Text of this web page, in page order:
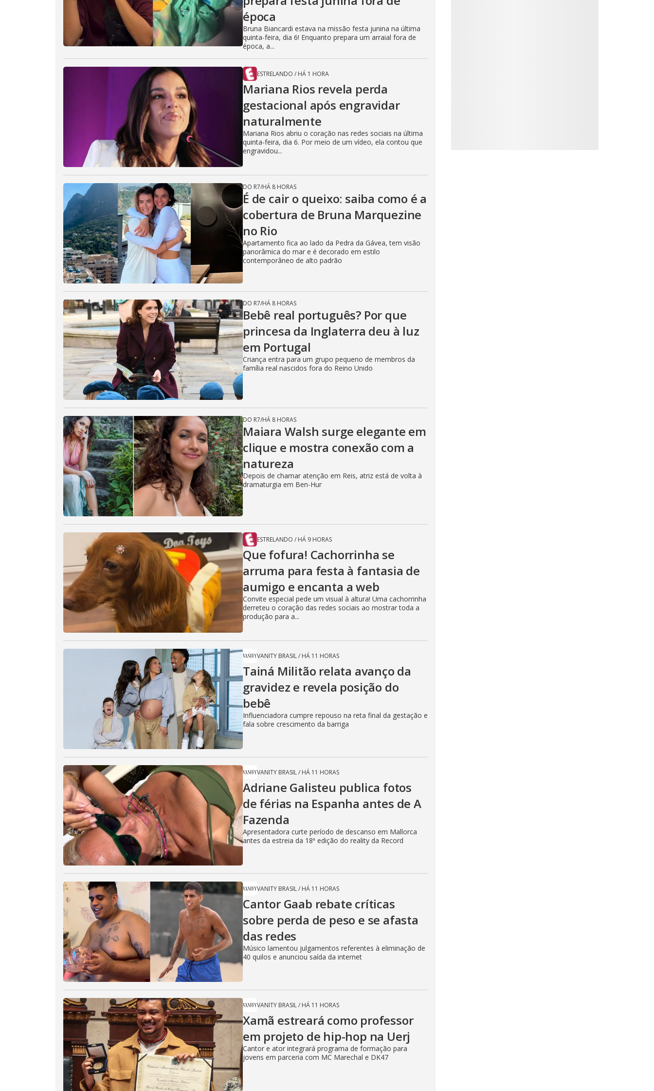
i
d
e
o
época
Bruna Biancardi estava na missão festa junina na última
quinta-feira, dia 6! Enquanto prepara um arraial fora de
época, a...
ESTRELANDO / HÁ 1 HORA
Mariana Rios revela perda
gestacional após engravidar
naturalmente
Mariana Rios abriu o coração nas redes sociais na última
quinta-feira, dia 6. Por meio de um vídeo, ela contou que
engravidou...
DO R7/HÁ 8 HORAS
É de cair o queixo: saiba como é a
cobertura de Bruna Marquezine
no Rio
Apartamento fica ao lado da Pedra da Gávea, tem visão
panorâmica do mar e é decorado em estilo
contemporâneo de alto padrão
DO R7/HÁ 8 HORAS
Bebê real português? Por que
princesa da Inglaterra deu à luz
em Portugal
Criança entra para um grupo pequeno de membros da
família real nascidos fora do Reino Unido
DO R7/HÁ 8 HORAS
Maiara Walsh surge elegante em
clique e mostra conexão com a
natureza
Depois de chamar atenção em Reis, atriz está de volta à
dramaturgia em Ben-Hur
ESTRELANDO / HÁ 9 HORAS
Que fofura! Cachorrinha se
arruma para festa à fantasia de
aumigo e encanta a web
Convite especial pede um visual à altura! Uma cachorrinha
derreteu o coração das redes sociais ao mostrar toda a
produção para a...
VANITY BRASIL/ HÁ 11 HORAS
Tainá Militão relata avanço da
gravidez e revela posição do
bebê
Influenciadora cumpre repouso na reta final da gestação e
fala sobre crescimento da barriga
VANITY BRASIL/ HÁ 11 HORAS
Adriane Galisteu publica fotos
de férias na Espanha antes de A
Fazenda
Apresentadora curte período de descanso em Mallorca
antes da estreia da 18ª edição do reality da Record
VANITY BRASIL/ HÁ 11 HORAS
Cantor Gaab rebate críticas
sobre perda de peso e se afasta
das redes
Músico lamentou julgamentos referentes à eliminação de
40 quilos e anunciou saída da internet
VANITY BRASIL/ HÁ 11 HORAS
Xamã estreará como professor
em projeto de hip-hop na Uerj
Cantor e ator integrará programa de formação para
jovens em parceria com MC Marechal e DK47